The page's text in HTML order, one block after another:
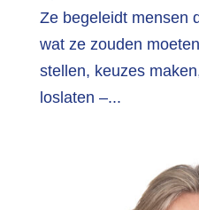
Ze begeleidt mensen
wat ze zouden
stellen, keuzes
loslaten –...